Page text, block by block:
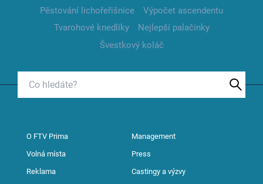
Pěstování lichořeřišnice
Výpočet ascendentu
Tvarohové knedlíky
Nejlepší palačinky
Švestkový koláč
O FTV Prima Management
Volná místa Press
Reklama Castingy a výzvy